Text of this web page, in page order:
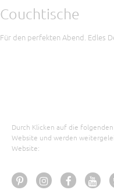
Couchtische
Für den perfekten Abend. Edles
Durch Klicken auf die folgenden
Website und werden
Website: